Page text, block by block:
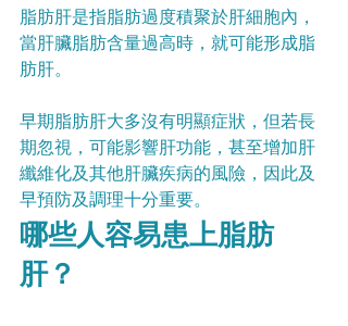
脂肪肝是指脂肪過度積聚於肝細胞內，
當肝臟脂肪含量過高時，就可能形成脂
肪肝。
早期脂肪肝大多沒有明顯症狀，但若長
期忽視，可能影響肝功能，甚至增加肝
纖維化及其他肝臟疾病的風險，因此及
早預防及調理十分重要。
哪些人容易患上脂肪
肝？